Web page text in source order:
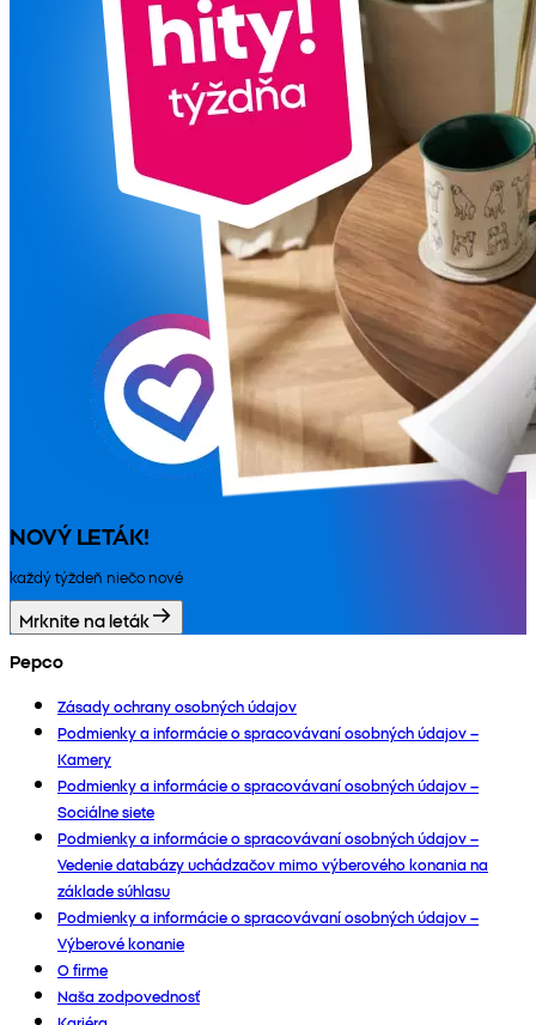
NOVÝ LETÁK!
každý týždeň niečo nové
Mrknite na leták
Pepco
Zásady ochrany osobných údajov
Podmienky a informácie o spracovávaní osobných údajov –
Kamery
Podmienky a informácie o spracovávaní osobných údajov –
Sociálne siete
Podmienky a informácie o spracovávaní osobných údajov –
Vedenie databázy uchádzačov mimo výberového konania na
základe súhlasu
Podmienky a informácie o spracovávaní osobných údajov –
Výberové konanie
O firme
Naša zodpovednosť